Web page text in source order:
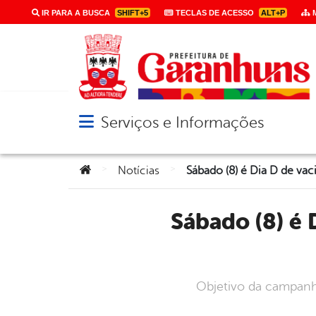
IR PARA A BUSCA SHIFT+5 TECLAS DE ACESSO ALT+P
Abrir menu principal de navegação
Serviços e Informações
Você está aqui:
Notícias
Sábado (8) é Dia D de vacinação contra a poliomielite em
Objetivo da